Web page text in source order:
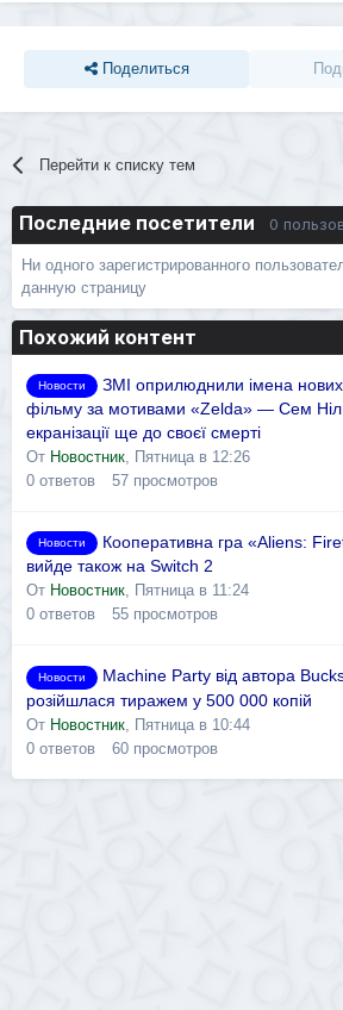
Поделиться
Перейти к списку тем
Последние посетители 0
Ни одного зарегистрированного
данную страницу
Похожий контент
Новости
ЗМІ оприлюднили імена нових
фільму за мотивами «Zelda» — Сем Ніл
екранізації ще до своєї смерті
От Новостник
Пятница в 12:26
0 ответов 57 просмотров
Новости
Кооперативна гра «Aliens:
вийде також на Switch 2
От Новостник, Пятница в 11:24
0 ответов 55 просмотров
Новости
Machine Party від автора
розійшлася тиражем у 500 000 копій
От Новостник Пятница в 10:44
0 ответов 60 просмотров